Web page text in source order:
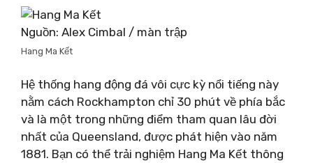
Nguồn: Alex Cimbal / màn trập
Hang Ma Kết
Hệ thống hang động đá vôi cực kỳ nổi tiếng này
nằm cách Rockhampton chỉ 30 phút về phía bắc
và là một trong những điểm tham quan lâu đời
nhất của Queensland, được phát hiện vào năm
1881. Bạn có thể trải nghiệm Hang Ma Kết thông